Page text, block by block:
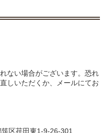
ない場合がございます。恐れ
しいただくか、メールにてお
区荏田東1-9-26-301